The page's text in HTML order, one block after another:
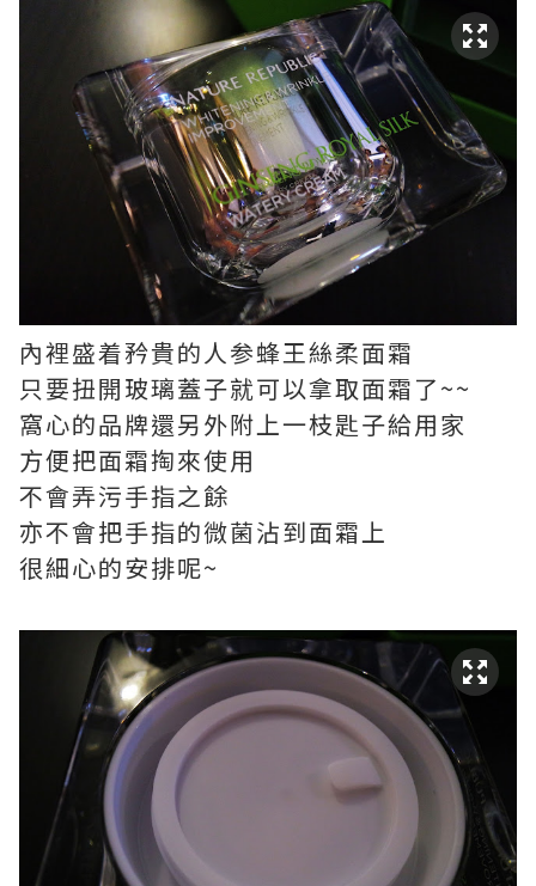
內裡盛着矜貴的人参蜂王絲柔面霜
只要扭開玻璃蓋子就可以拿取面霜了~~
窩心的品牌還另外附上一枝匙子給用家
方便把面霜掏來使用
不會弄污手指之餘
亦不會把手指的微菌沾到面霜上
很細心的安排呢~